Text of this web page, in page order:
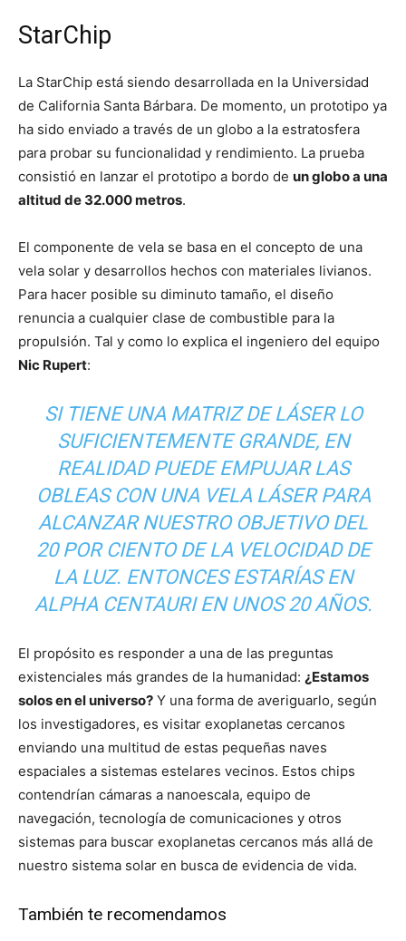
StarChip
La StarChip está siendo desarrollada en la Universidad
de California Santa Bárbara. De momento, un prototipo ya
ha sido enviado a través de un globo a la estratosfera
para probar su funcionalidad y rendimiento. La prueba
consistió en lanzar el prototipo a bordo de un globo a una
altitud de 32.000 metros.
El componente de vela se basa en el concepto de una
vela solar y desarrollos hechos con materiales livianos.
Para hacer posible su diminuto tamaño, el diseño
renuncia a cualquier clase de combustible para la
propulsión. Tal y como lo explica el ingeniero del equipo
Nic Rupert:
SI TIENE UNA MATRIZ DE LÁSER LO
SUFICIENTEMENTE GRANDE, EN
REALIDAD PUEDE EMPUJAR LAS
OBLEAS CON UNA VELA LÁSER PARA
ALCANZAR NUESTRO OBJETIVO DEL
20 POR CIENTO DE LA VELOCIDAD DE
LA LUZ. ENTONCES ESTARÍAS EN
ALPHA CENTAURI EN UNOS 20 AÑOS.
El propósito es responder a una de las preguntas
existenciales más grandes de la humanidad: ¿Estamos
solos en el universo? Y una forma de averiguarlo, según
los investigadores, es visitar exoplanetas cercanos
enviando una multitud de estas pequeñas naves
espaciales a sistemas estelares vecinos. Estos chips
contendrían cámaras a nanoescala, equipo de
navegación, tecnología de comunicaciones y otros
sistemas para buscar exoplanetas cercanos más allá de
nuestro sistema solar en busca de evidencia de vida.
También te recomendamos